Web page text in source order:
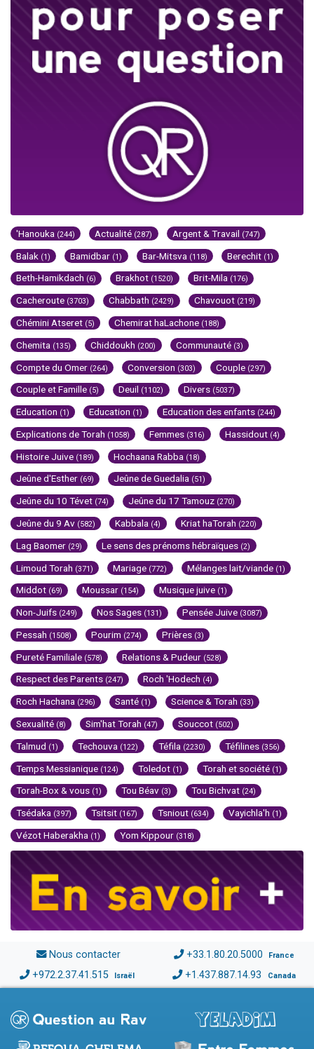
'Hanouka (244) Actualité (287) Argent & Travail (747)
Balak (1) Bamidbar (1) Bar-Mitsva (118) Berechit (1)
Beth-Hamikdach (6) Brakhot (1520) Brit-Mila (176)
Cacheroute (3703) Chabbath (2429) Chavouot (219)
Chémini Atseret (5) Chemirat haLachone (188)
Chemita (135) Chiddoukh (200) Communauté (3)
Compte du Omer (264) Conversion (303) Couple (297)
Couple et Famille (5) Deuil (1102) Divers (5037)
Education (1) Education (1) Education des enfants (244)
Explications de Torah (1058) Femmes (316) Hassidout (4)
Histoire Juive (189) Hochaana Rabba (18)
Jeûne d'Esther (69) Jeûne de Guedalia (51)
Jeûne du 10 Tévet (74) Jeûne du 17 Tamouz (270)
Jeûne du 9 Av (582) Kabbala (4) Kriat haTorah (220)
Lag Baomer (29) Le sens des prénoms hébraïques (2)
Limoud Torah (371) Mariage (772) Mélanges lait/viande (1)
Middot (69) Moussar (154) Musique juive (1)
Non-Juifs (249) Nos Sages (131) Pensée Juive (3087)
Pessah (1508) Pourim (274) Prières (3)
Pureté Familiale (578) Relations & Pudeur (528)
Respect des Parents (247) Roch 'Hodech (4)
Roch Hachana (296) Santé (1) Science & Torah (33)
Sexualité (8) Sim'hat Torah (47) Souccot (502)
Talmud (1) Techouva (122) Téfila (2230) Téfilines (356)
Temps Messianique (124) Toledot (1) Torah et société (1)
Torah-Box & vous (1) Tou Béav (3) Tou Bichvat (24)
Tsédaka (397) Tsitsit (167) Tsniout (634) Vayichla'h (1)
Vézot Haberakha (1) Yom Kippour (318)
Nous contacter +33.1.80.20.5000 France
+972.2.37.41.515 Israël +1.437.887.14.93 Canada